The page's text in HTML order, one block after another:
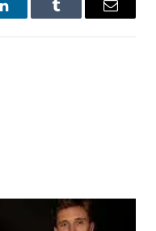
LinkedInTumblr Email